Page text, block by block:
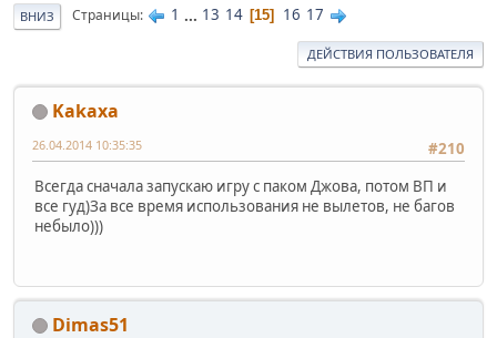
ВНИЗ Страницы 1 ... 13 14 15 16 17
ДЕЙСТВИЯ ПОЛЬЗОВАТЕЛЯ
Kakaxa
#210
26.04.2014 10:35:35
Всегда сначала запускаю игру с паком Джова, потом ВП и
все гуд)За все время использования не вылетов, не багов
небыло)))
Dimas51